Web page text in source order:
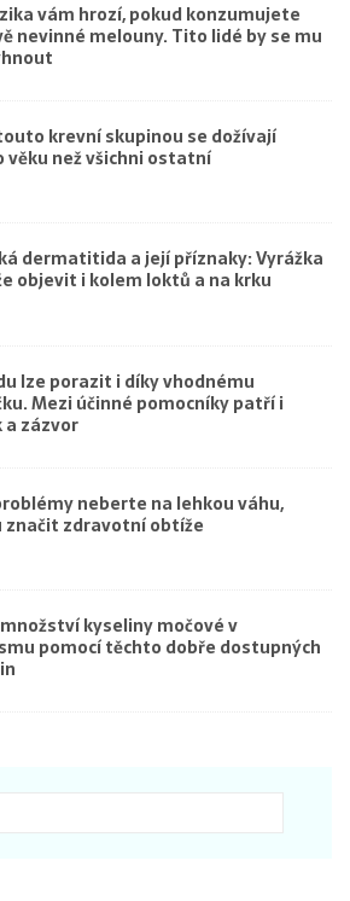
vám hrozí, pokud konzumujete
nevinné melouny. Tito lidé by se mu
krevní skupinou se dožívají
věku než všichni ostatní
dermatitida a její příznaky: Vyrážka
objevit i kolem loktů a na krku
lze porazit i díky vhodnému
Mezi účinné pomocníky patří i
a zázvor
neberte na lehkou váhu,
značit zdravotní obtíže
kyseliny močové v
pomocí těchto dobře dostupných